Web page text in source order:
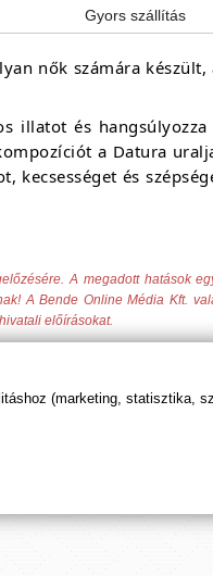
Gyors szállítás
nők számára
illatot és
a Datura
és
A megadott hatások
A Bende Online Média Kft.
előírásokat.
(marketing, statisztika,